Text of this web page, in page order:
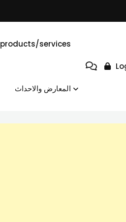
products/services
المعارض والاحداث